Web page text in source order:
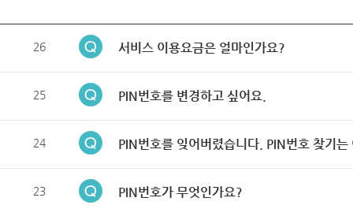
26 서비스 이용요금은 얼마인가요?
25 PIN번호를 변경하고 싶어요.
24 PIN번호를 잊어버렸습니다. PIN번호 찾기는
23 PIN번호가 무엇인가요?